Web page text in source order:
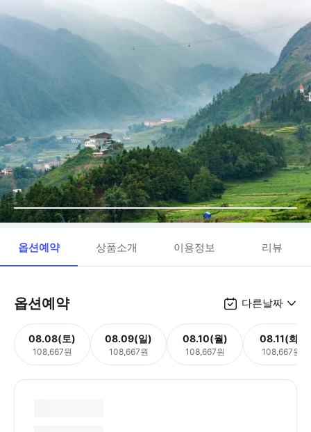
옵션예약 상품소개 이용정보 리뷰
옵션예약 다른날짜
08.08(토)
108,667원
08.09(일)
108,667원
08.10(월)
108,667원
08.11(화)
108,667원